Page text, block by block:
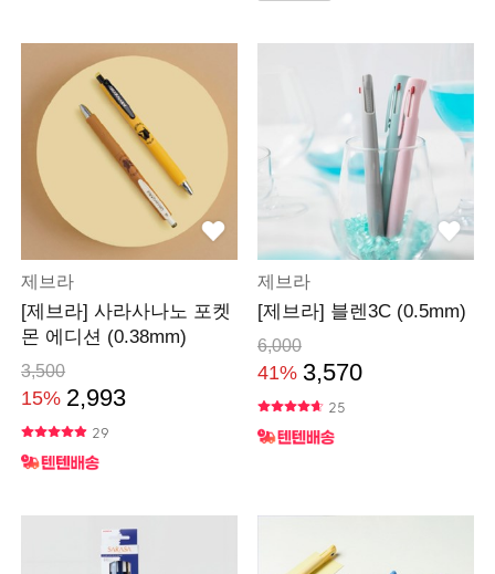
제브라
[제브라] 사라사나노 포켓
몬 에디션 (0.38mm)
3,500
15% 2,993
29
제브라
[제브라] 블렌3C (0.5mm)
6,000
41% 3,570
25